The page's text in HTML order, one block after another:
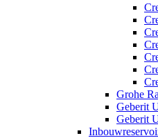
Grohe
Geberit
Geberit